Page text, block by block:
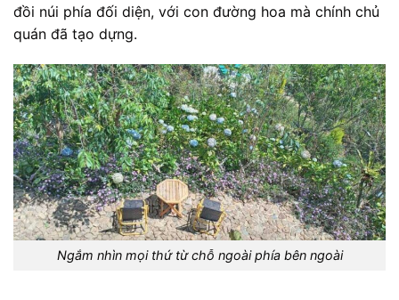
đồi núi phía đối diện, với con đường hoa mà chính chủ
quán đã tạo dựng.
Ngắm nhìn mọi thứ từ chỗ ngoài phía bên ngoài